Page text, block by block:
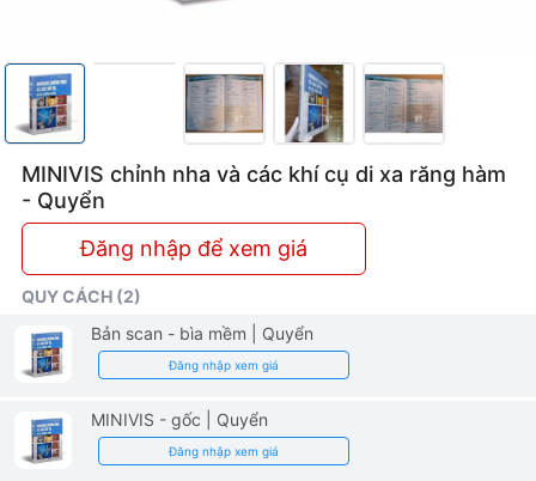
MINIVIS chỉnh nha và các khí cụ di xa răng hàm
- Quyển
Đăng nhập để xem giá
QUY CÁCH (2)
Bản scan - bìa mềm
| Quyển
Đăng nhập xem giá
MINIVIS - gốc | Quyển
Đăng nhập xem giá